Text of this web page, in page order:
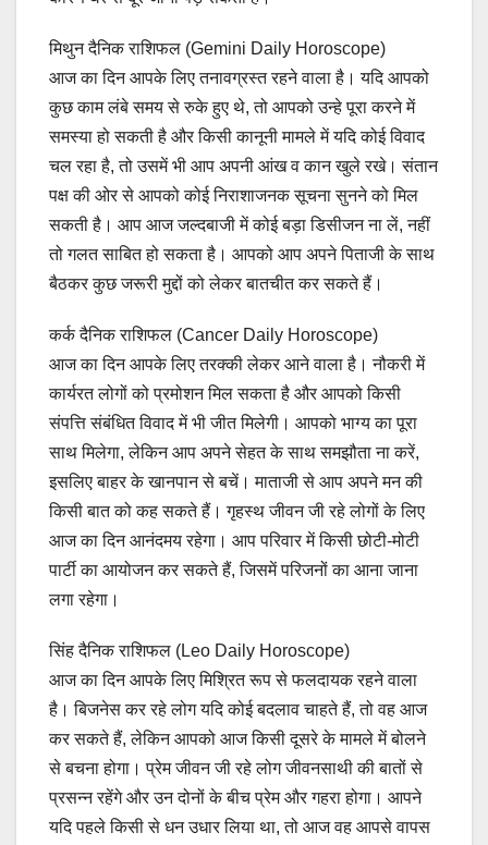
मिथुन दैनिक राशिफल (Gemini Daily Horoscope)
आज का दिन आपके लिए तनावग्रस्त रहने वाला है। यदि आपको
कुछ काम लंबे समय से रुके हुए थे, तो आपको उन्हे पूरा करने में
समस्या हो सकती है और किसी कानूनी मामले में यदि कोई विवाद
चल रहा है, तो उसमें भी आप अपनी आंख व कान खुले रखे। संतान
पक्ष की ओर से आपको कोई निराशाजनक सूचना सुनने को मिल
सकती है। आप आज जल्दबाजी में कोई बड़ा डिसीजन ना लें, नहीं
तो गलत साबित हो सकता है। आपको आप अपने पिताजी के साथ
बैठकर कुछ जरूरी मुद्दों को लेकर बातचीत कर सकते हैं।
कर्क दैनिक राशिफल (Cancer Daily Horoscope)
आज का दिन आपके लिए तरक्की लेकर आने वाला है। नौकरी में
कार्यरत लोगों को प्रमोशन मिल सकता है और आपको किसी
संपत्ति संबंधित विवाद में भी जीत मिलेगी। आपको भाग्य का पूरा
साथ मिलेगा, लेकिन आप अपने सेहत के साथ समझौता ना करें,
इसलिए बाहर के खानपान से बचें। माताजी से आप अपने मन की
किसी बात को कह सकते हैं। गृहस्थ जीवन जी रहे लोगों के लिए
आज का दिन आनंदमय रहेगा। आप परिवार में किसी छोटी-मोटी
पार्टी का आयोजन कर सकते हैं, जिसमें परिजनों का आना जाना
लगा रहेगा।
सिंह दैनिक राशिफल (Leo Daily Horoscope)
आज का दिन आपके लिए मिश्रित रूप से फलदायक रहने वाला
है। बिजनेस कर रहे लोग यदि कोई बदलाव चाहते हैं, तो वह आज
कर सकते हैं, लेकिन आपको आज किसी दूसरे के मामले में बोलने
से बचना होगा। प्रेम जीवन जी रहे लोग जीवनसाथी की बातों से
प्रसन्न रहेंगे और उन दोनों के बीच प्रेम और गहरा होगा। आपने
यदि पहले किसी से धन उधार लिया था, तो आज वह आपसे वापस